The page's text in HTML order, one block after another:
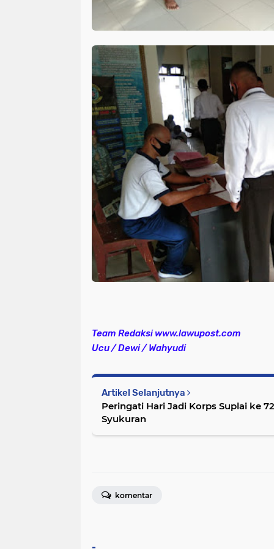
Team Redaksi www.lawupost.com
Ucu / Dewi / Wahyudi
Artikel Selanjutnya
Peringati Hari Jadi Korps Suplai ke
Syukuran
komentar